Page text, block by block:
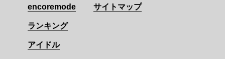
encoremode
ランキング
アイドル
サイトマップ